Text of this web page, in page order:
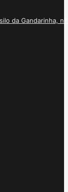
da Gandarinha, nº